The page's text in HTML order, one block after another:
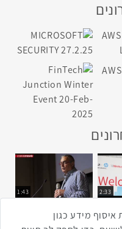
2:33
1:43
מידע כגון